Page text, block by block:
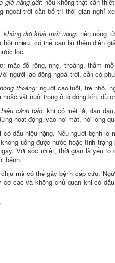
giờ nắng gắt: nếu không thật cần
ngoài trời cần bố trí thời gian nghỉ
không đợi khát mới uống: nên uống
hôi nhiều, có thể cần bù thêm điện
lọc.
: mặc đồ rộng, nhẹ, thoáng, thấm
người lao động ngoài trời, cần có
thoáng: người cao tuổi, trẻ nhỏ,
vật nuôi trong ô tô đóng kín, dù
cảnh báo: khi có mệt lả, đau
hoạt động, vào nơi mát, nới lỏng
dấu hiệu nặng. Nếu người bệnh lơ
uống được nước hoặc tình
Với sốc nhiệt, thời gian là yếu
bệnh.
mà có thể gây bệnh cấp cứu.
cơ cao và không chủ quan khi có